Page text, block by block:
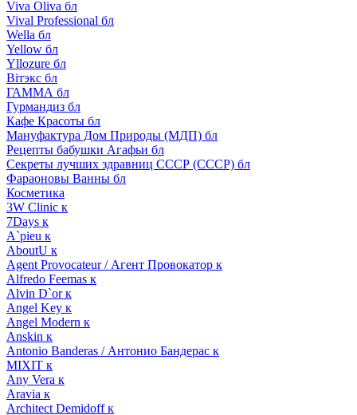
Viva Oliva бл
Vival Professional бл
Wella бл
Yellow бл
Yllozure бл
Вiтэкс бл
ГАММА бл
Гурмандиз бл
Кафе Красоты бл
Мануфактура Дом Природы (МДП) бл
Рецепты бабушки Агафьи бл
Секреты лучших здравниц СССР (СССР) бл
Фараоновы Ванны бл
Косметика
3W Clinic к
7Days к
A`pieu к
AboutU к
Agent Provocateur / Агент Провокатор к
Alfredo Feemas к
Alvin D`or к
Angel Key к
Angel Modern к
Anskin к
Antonio Banderas / Антонио Бандерас к
MIXIT к
Any Vera к
Aravia к
Architect Demidoff к